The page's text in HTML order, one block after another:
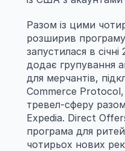
Разом із цими
розширив
запустилася в
додає групування
для мерчантів,
Commerce
тревел-сферу
Expedia. Direct
програма для
чотирьох нових